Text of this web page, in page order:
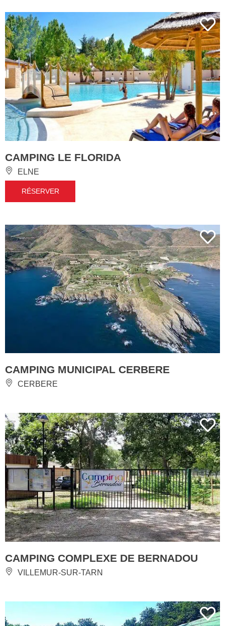
CAMPING LE FLORIDA
ELNE
RÉSERVER
CAMPING MUNICIPAL CERBERE
CERBERE
CAMPING COMPLEXE DE BERNADOU
VILLEMUR-SUR-TARN